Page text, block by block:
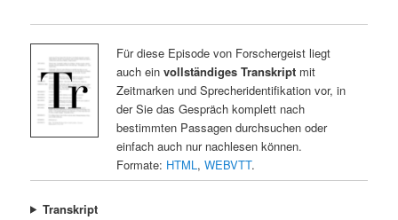
Für diese Episode von Forschergeist liegt
auch ein vollständiges Transkriptmit
Zeitmarken und Sprecheridentifikation vor, in
der Sie das Gespräch komplett nach
bestimmten Passagen durchsuchen oder
einfach auch nur nachlesen können.
Formate: HTML, WEBVTT.
Transkript